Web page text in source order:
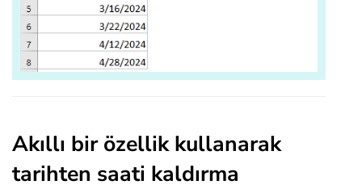
Akıllı bir özellik kullanarak
tarihten saati kaldırma